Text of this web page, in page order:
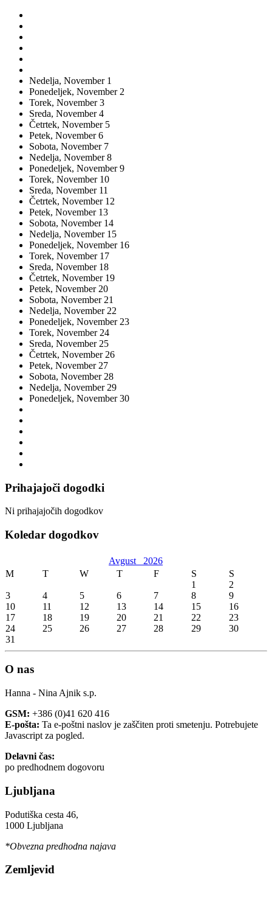
Nedelja, November1
Ponedeljek, November2
Torek, November3
Sreda, November4
Četrtek, November5
Petek, November6
Sobota, November7
Nedelja, November8
Ponedeljek, November9
Torek, November10
Sreda, November11
Četrtek, November12
Petek, November13
Sobota, November14
Nedelja, November15
Ponedeljek, November16
Torek, November17
Sreda, November18
Četrtek, November19
Petek, November20
Sobota, November21
Nedelja, November22
Ponedeljek, November23
Torek, November24
Sreda, November25
Četrtek, November26
Petek, November27
Sobota, November28
Nedelja, November29
Ponedeljek, November30
Prihajajoči dogodki
Ni prihajajočih dogodkov
Koledar dogodkov
Avgust 2026
M
T W T F S
S
1
2
3
4 5 6 7 8
9
10
11 12 13 14 15
16
17
18 19 20 21 22
23
24
25 26 27 28 29
30
31
O nas
Hanna - Nina Ajnik s.p.
GSM: +386 (0)41 620 416
E-pošta: Ta e-poštni naslov je zaščiten proti smetenju. Potrebujete
Javascript za pogled.
Delavni čas:
po predhodnem dogovoru
Ljubljana
Podutiška cesta 46,
1000 Ljubljana
*Obvezna predhodna najava
Zemljevid